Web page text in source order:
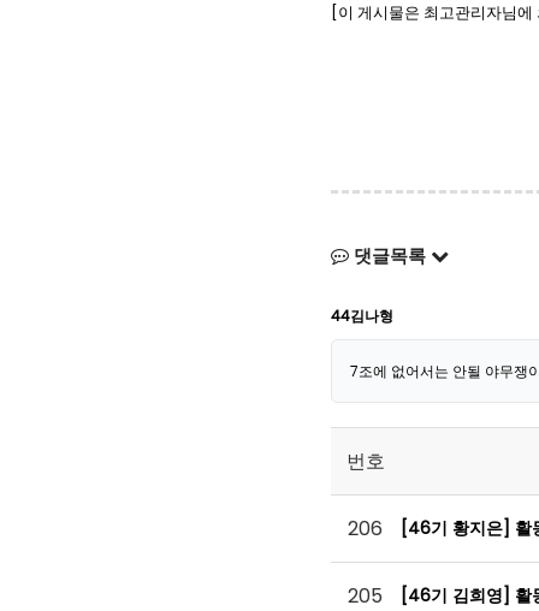
[이 게시물은 최고관리자님
댓글목록
44김나형
7조에 없어서는 안될 야무쟁
번호
206 [46기 황지은] 활
205 [46기 김희영] 활